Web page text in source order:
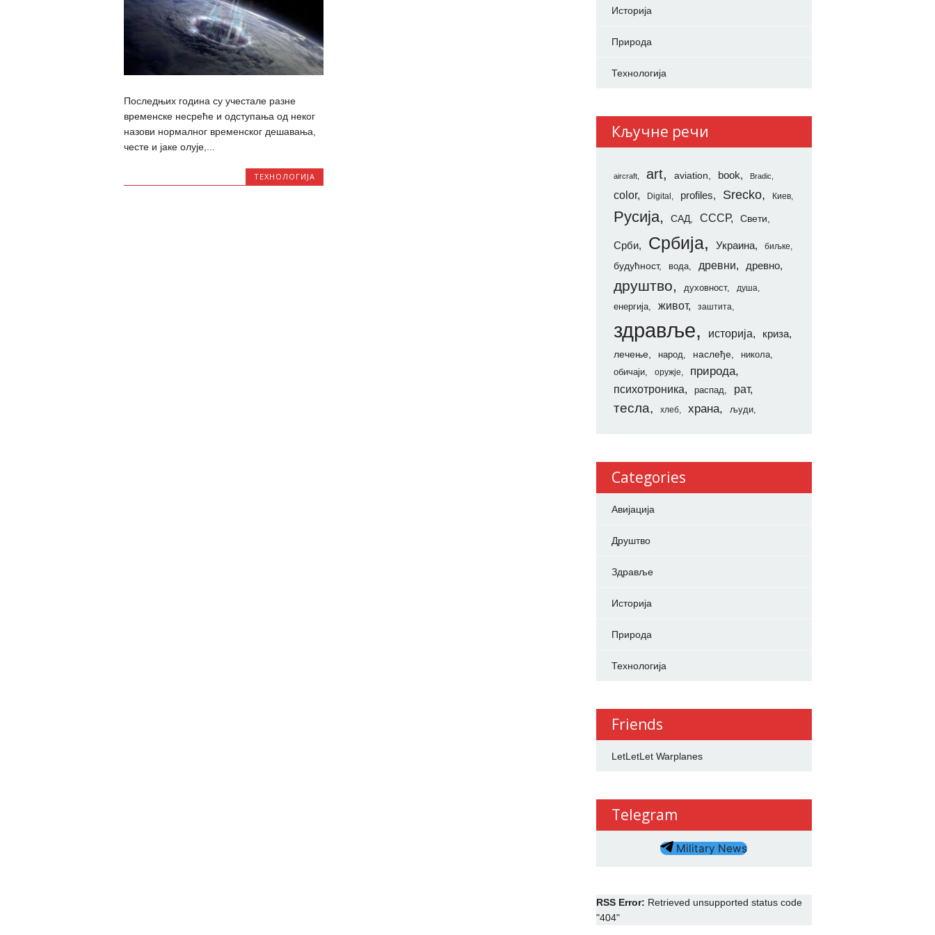
Последњих година су учестале разне
временске несреће и одступања од неког
назови нормалног временског дешавања,
честе и јаке олује,...
ТЕХНОЛОГИЈА
Историја
Природа
Технологија
Кључне речи
aircraft art aviation book Bradic
color Digital profiles Srecko Киев
Русија САД СССР Свети
Срби Србија Украина биљке
будућност вода древни древно
друштво духовност душа
енергија живот заштита
здравље историја
криза
лечење
народ наслеђе
никола
обичаји
оружје природа
психотроника распад рат
тесла хлеб храна људи
Categories
Авијација
Друштво
Здравље
Историја
Природа
Технологија
Friends
LetLetLet Warplanes
Telegram
Military News
RSS Error: Retrieved unsupported status code
"404"